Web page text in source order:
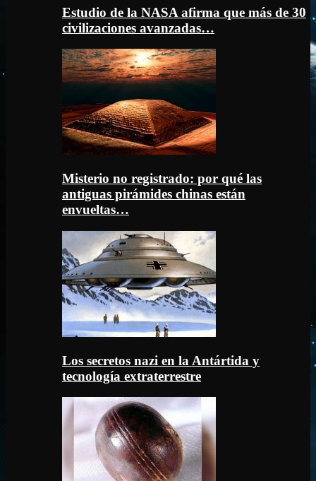
Estudio de la NASA afirma que más de 30
civilizaciones avanzadas…
Misterio no registrado: por qué las
antiguas pirámides chinas están
envueltas…
Los secretos nazi en la Antártida y
tecnología extraterrestre